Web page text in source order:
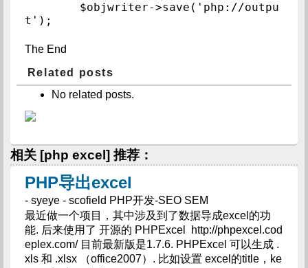
t');
The End
Related posts
No related posts.
相关 [php excel] 推荐：
PHP导出excel
- syeye - scofield PHP开发-SEO SEM
最近做一个项目，其中涉及到了数据导成excel的功
能. 后来使用了 开源的 PHPExcel http://phpexcel.cod
eplex.com/ 目前最新版是1.7.6. PHPExcel 可以生成 .
xls 和 .xlsx （office2007）. 比如设置 excel的title，ke